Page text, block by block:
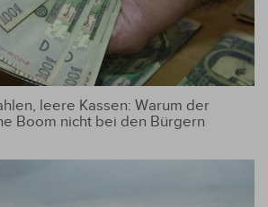
leere Kassen: Warum der
Boom nicht bei den Bürgern